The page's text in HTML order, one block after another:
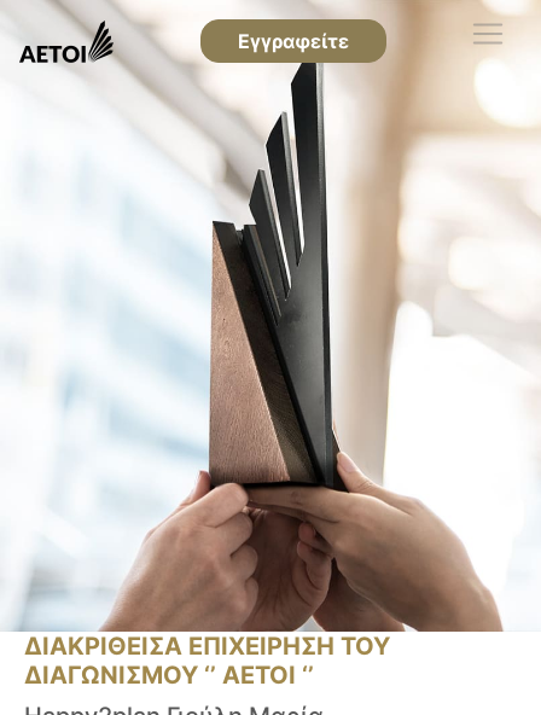
Εγγραφείτε
ΔΙΑΚΡΙΘΕΙΣΑ ΕΠΙΧΕΙΡΗΣΗ ΤΟΥ
ΔΙΑΓΩΝΙΣΜΟΥ ‘’ ΑΕΤΟΙ ‘’